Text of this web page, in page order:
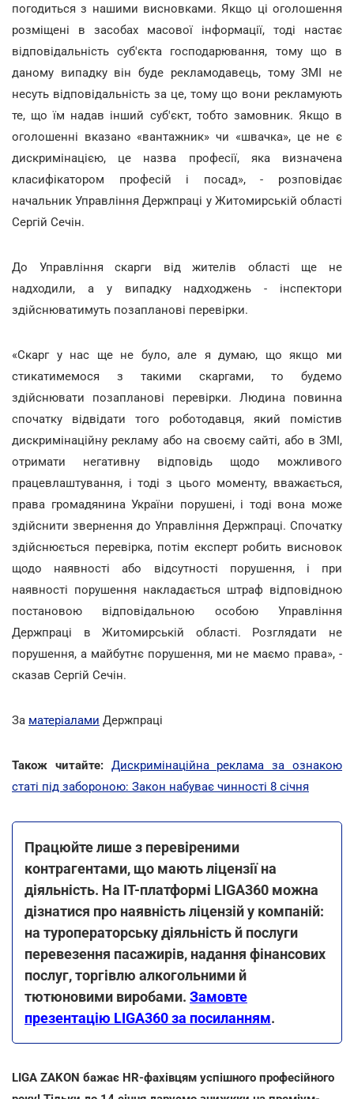
погодиться з нашими висновками. Якщо ці оголошення
розміщені в засобах масової інформації, тоді настає
відповідальність суб'єкта господарювання, тому що в
даному випадку він буде рекламодавець, тому ЗМІ не
несуть відповідальність за це, тому що вони рекламують
те, що їм надав інший суб'єкт, тобто замовник. Якщо в
оголошенні вказано «вантажник» чи «швачка», це не є
дискримінацією, це назва професії, яка визначена
класифікатором професій і посад», - розповідає
начальник Управління Держпраці у Житомирській області
Сергій Сечін.
До Управління скарги від жителів області ще не
надходили, а у випадку надходжень - інспектори
здійснюватимуть позапланові перевірки.
«Скарг у нас ще не було, але я думаю, що якщо ми
стикатимемося з такими скаргами, то будемо
здійснювати позапланові перевірки. Людина повинна
спочатку відвідати того роботодавця, який помістив
дискримінаційну рекламу або на своєму сайті, або в ЗМІ,
отримати негативну відповідь щодо можливого
працевлаштування, і тоді з цього моменту, вважається,
права громадянина України порушені, і тоді вона може
здійснити звернення до Управління Держпраці. Спочатку
здійснюється перевірка, потім експерт робить висновок
щодо наявності або відсутності порушення, і при
наявності порушення накладається штраф відповідною
постановою відповідальною особою Управління
Держпраці в Житомирській області. Розглядати не
порушення, а майбутнє порушення, ми не маємо права», -
сказав Сергій Сечін.
За матеріалами Держпраці
Також читайте: Дискримінаційна реклама за ознакою
статі під забороною: Закон набуває чинності 8 січня
Працюйте лише з перевіреними
контрагентами, що мають ліцензії на
діяльність. На ІТ-платформі LIGA360 можна
дізнатися про наявність ліцензій у компаній:
на туроператорську діяльність й послуги
перевезення пасажирів, надання фінансових
послуг, торгівлю алкогольними й
тютюновими виробами. Замовте
презентацію LIGA360 за посиланням.
LIGA ZAKON бажає HR-фахівцям успішного професійного